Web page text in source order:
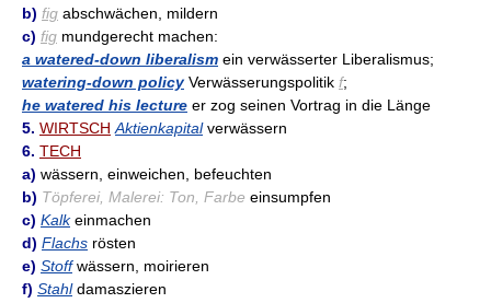
b) fig abschwächen, mildern
c) fig mundgerecht machen:
a watered-down liberalism ein verwässerter Liberalismus;
watering-down policyVerwässerungspolitik f;
he watered his lecture er zog seinen Vortrag in die Länge
5. WIRTSCH Aktienkapitalverwässern
6. TECH
a) wässern, einweichen, befeuchten
b) Töpferei, Malerei: Ton, Farbe einsumpfen
c) Kalkeinmachen
d) Flachs rösten
e) Stoffwässern, moirieren
f) Stahldamaszieren